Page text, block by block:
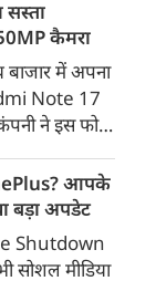
के कई
संख्या में 40
गई है।
सस्ता
कैमरा
में अपना
Note 17
ने इस फोन
की बड़ी बैटरी
है। फोन में
गया है।
आपके
बड़ा अपडेट
Shutdown
सोशल मीडिया